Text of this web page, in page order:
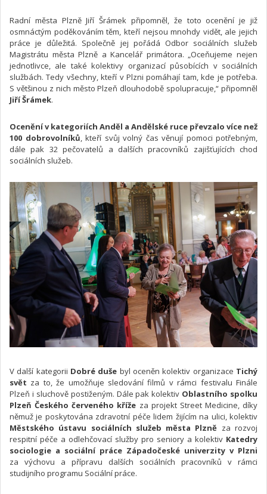
Radní města Plzně Jiří Šrámek připomněl, že toto ocenění je již
osmnáctým poděkováním těm, kteří nejsou mnohdy vidět, ale jejich
práce je důležitá. Společně jej pořádá Odbor sociálních služeb
Magistrátu města Plzně a Kancelář primátora. „Oceňujeme nejen
jednotlivce, ale také kolektivy organizací působících v sociálních
službách. Tedy všechny, kteří v Plzni pomáhají tam, kde je potřeba.
S většinou z nich město Plzeň dlouhodobě spolupracuje,“ připomněl
Jiří Šrámek.
Ocenění v kategoriích Anděl a Andělské ruce převzalo více než
100 dobrovolníků, kteří svůj volný čas věnují pomoci potřebným,
dále pak 32 pečovatelů a dalších pracovníků zajišťujících chod
sociálních služeb.
V další kategorii Dobré duše byl oceněn kolektiv organizace Tichý
svět za to, že umožňuje sledování filmů v rámci festivalu Finále
Plzeň i sluchově postiženým. Dále pak kolektiv Oblastního spolku
Plzeň Českého červeného kříže za projekt Street Medicine, díky
němuž je poskytována zdravotní péče lidem žijícím na ulici, kolektiv
Městského ústavu sociálních služeb města Plzně za rozvoj
respitní péče a odlehčovací služby pro seniory a kolektiv Katedry
sociologie a sociální práce Západočeské univerzity v Plzni
za výchovu a přípravu dalších sociálních pracovníků v rámci
studijního programu Sociální práce.